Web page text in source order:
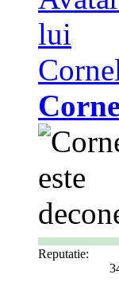
Reputatie: